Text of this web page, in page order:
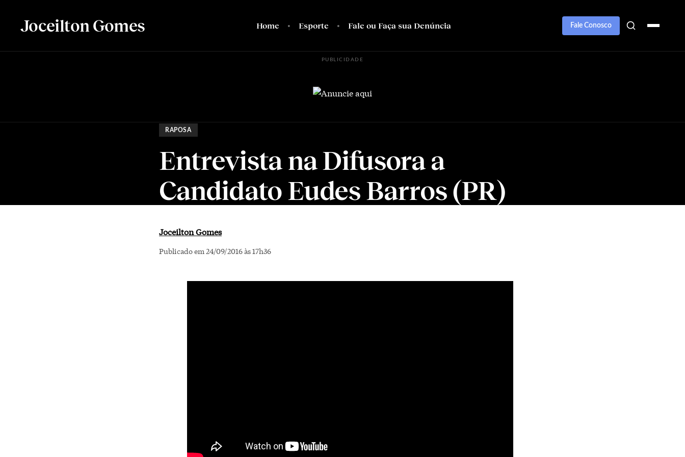
Joceilton Gomes Home Esporte Fale ou Faça sua Denúncia Fale Conosco
PUBLICIDADE
RAPOSA
Entrevista na Difusora a
Candidato Eudes Barros (PR)
Joceilton Gomes
Publicado em 24/09/2016 às 17h36